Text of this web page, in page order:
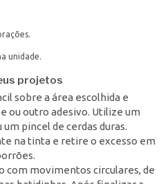
unidade.
projetos
sobre a área escolhida e
ou outro adesivo. Utilize um
pincel de cerdas duras.
na tinta e retire o excesso em
com movimentos circulares, de